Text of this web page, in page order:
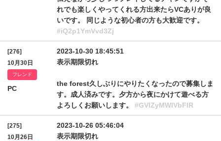
れでも楽しくやってくれる方出来たらVCありが良
いです。 同じような初心者の方も大歓迎です。
#iQ2p1YmVvd3Zj
[276]
10月30日
フレンド
PC
2023-10-30 18:45:51
表示期限切れ
the forest久しぶりにやりたくなったので募集しま
す。成人済みです。夕方から夜にかけて遊べる方
よろしくお願いします。 #GVlZyMWlVbFlR
[275]
10月26日
2023-10-26 05:46:04
表示期限切れ